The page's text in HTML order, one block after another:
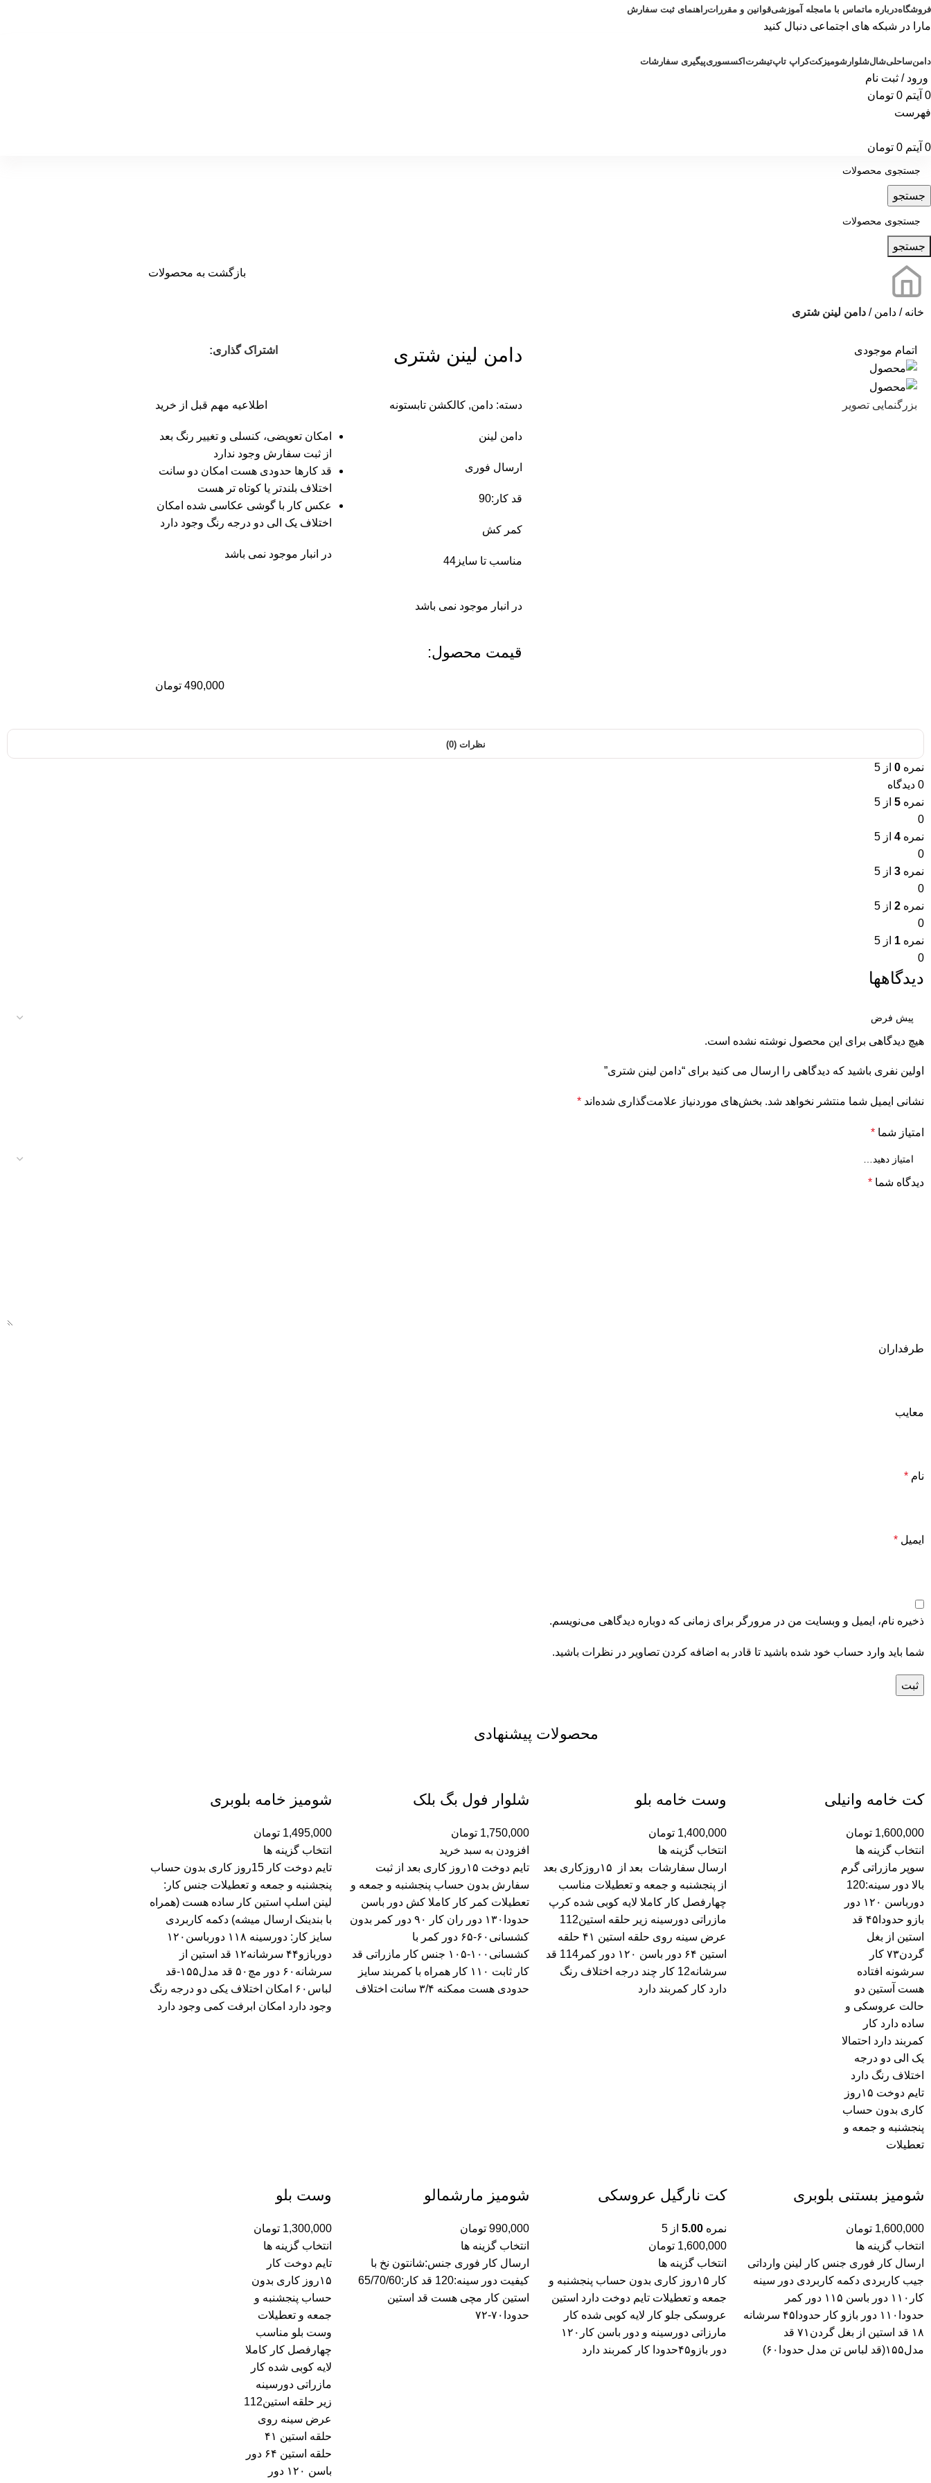
فروشگاهدرباره ماتماس با مامجله آموزشیقوانین و مقرراتراهنمای ثبت سفارش
مارا در شبکه های اجتماعی دنبال کنید
دامنساحلیشالشلوار شومیزکتکراپ تاپتیشرت اکسسوریپیگیری سفارشات
ورود / ثبت نام
0 آیتم 0 تومان
فهرست
0 آیتم 0 تومان
جستجو
جستجو
خانه دامن دامن لینن شتری
بازگشت به محصولات
اتمام موجودی
بزرگنمایی تصویر
دامن لینن شتری اشتراک گذاری:
دسته: دامن, کالکشن تابستونه
دامن لینن
ارسال فوری
قد کار:90
کمر کش
مناسب تا سایز44
اطلاعیه مهم قبل از خرید
امکان تعویضی، کنسلی و تغییر رنگ بعد
از ثبت سفارش وجود ندارد
قد کارها حدودی هست امکان دو سانت
اختلاف بلندتر یا کوتاه تر هست
عکس کار با گوشی عکاسی شده امکان
اختلاف یک الی دو درجه رنگ وجود دارد
در انبار موجود نمی باشد
در انبار موجود نمی باشد
قیمت محصول:​
490,000 تومان
نظرات (0)
نمره 0 از 5
0 دیدگاه
نمره 5 از 5
0
نمره 4 از 5
0
نمره 3 از 5
0
نمره 2 از 5
0
نمره 1 از 5
0
دیدگاهها
هیچ دیدگاهی برای این محصول نوشته نشده است.
اولین نفری باشید که دیدگاهی را ارسال می کنید برای “دامن لینن شتری”
نشانی ایمیل شما منتشر نخواهد شد. بخش‌های موردنیاز علامت‌گذاری شده‌اند *
امتیاز شما *
دیدگاه شما *
طرفداران
معایب
نام *
ایمیل *
ذخیره نام، ایمیل و وبسایت من در مرورگر برای زمانی که دوباره دیدگاهی می‌نویسم.
شما باید وارد حساب خود شده باشید تا قادر به اضافه کردن تصاویر در نظرات باشید.
محصولات پیشنهادی
کت خامه وانیلی
1,600,000 تومان
انتخاب گزینه ها
سوپر مازراتی گرم
بالا دور سینه:120
دورباسن ۱۲۰ دور
بازو حدودا۴۵ قد
استین از بغل
گردن۷۳ کار
سرشونه افتاده
هست آستین دو
حالت عروسکی و
ساده دارد کار
کمربند دارد احتمالا
یک الی دو درجه
اختلاف رنگ دارد
تایم دوخت ۱۵روز
کاری بدون حساب
پنجشنبه و جمعه و
تعطیلات
وست خامه بلو
1,400,000 تومان
انتخاب گزینه ها
ارسال سفارشات بعد از ۱۵روزکاری بعد
از پنجشنبه و جمعه و تعطیلات مناسب
چهارفصل کار کاملا لایه کوبی شده کرپ
مازراتی دورسینه زیر حلقه استین112
عرض سینه روی حلقه استین ۴۱ حلقه
استین ۶۴ دور باسن ۱۲۰ دور کمر114 قد
سرشانه12 کار چند درجه اختلاف رنگ
دارد کار کمربند دارد
شلوار فول بگ بلک
1,750,000 تومان
افزودن به سبد خرید
تایم دوخت ۱۵روز کاری بعد از ثبت
سفارش بدون حساب پنجشنبه و جمعه و
تعطیلات کمر کار کاملا کش دور باسن
حدودا۱۳۰ دور ران کار ۹۰ دور کمر بدون
کشسانی۶۰-۶۵ دور کمر با
کشسانی۱۰۰-۱۰۵ جنس کار مازراتی قد
کار ثابت ۱۱۰ کار همراه با کمربند سایز
حدودی هست ممکنه ۳/۴ سانت اختلاف
شومیز خامه بلوبری
1,495,000 تومان
انتخاب گزینه ها
تایم دوخت کار 15روز کاری بدون حساب
پنجشنبه و جمعه و تعطیلات جنس کار:
لینن اسلپ استین کار ساده هست (همراه
با بندینک ارسال میشه) دکمه کاربردی
سایز کار: دورسینه ۱۱۸ دورباسن۱۲۰
دوربازو۴۴ سرشانه۱۲ قد استین از
سرشانه۶۰ دور مچ۵۰ قد مدل۱۵۵-قد
لباس۶۰ امکان اختلاف یکی دو درجه رنگ
وجود دارد امکان ابرفت کمی وجود دارد
شومیز بستنی بلوبری
1,600,000 تومان
انتخاب گزینه ها
ارسال کار فوری جنس کار لینن وارداتی
جیب کاربردی دکمه کاربردی دور سینه
کار۱۱۰ دور باسن ۱۱۵ دور کمر
حدودا۱۱۰ دور بازو کار حدودا۴۵ سرشانه
۱۸ قد استین از بغل گردن۷۱ قد
مدل۱۵۵(قد لباس تن مدل حدودا۶۰)
کت نارگیل عروسکی
نمره 5.00 از 5
1,600,000 تومان
انتخاب گزینه ها
کار ۱۵روز کاری بدون حساب پنجشنبه و
جمعه و تعطیلات تایم دوخت دارد استین
عروسکی جلو کار لایه کوبی شده کار
مارزاتی دورسینه و دور باسن کار۱۲۰
دور بازو۴۵حدودا کار کمربند دارد
شومیز مارشمالو
990,000 تومان
انتخاب گزینه ها
ارسال کار فوری جنس:شانتون نخ با
کیفیت دور سینه:120 قد کار:65/70/60
استین کار مچی هست قد استین
حدودا۷۰-۷۲
وست بلو
1,300,000 تومان
انتخاب گزینه ها
تایم دوخت کار
۱۵روز کاری بدون
حساب پنجشنبه و
جمعه و تعطیلات
وست بلو مناسب
چهارفصل کار کاملا
لایه کوبی شده کار
مازراتی دورسینه
زیر حلقه استین112
عرض سینه روی
حلقه استین ۴۱
حلقه استین ۶۴ دور
باسن ۱۲۰ دور